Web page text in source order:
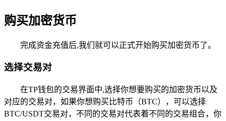
购买加密货币
完成资金充值后,我们就可以正式开始购买加密货币了。
选择交易对
在TP钱包的交易界面中,选择你想要购买的加密货币以及
对应的交易对，如果你想购买比特币（BTC），可以选择
BTC/USDT交易对，不同的交易对代表着不同的交易组合，你